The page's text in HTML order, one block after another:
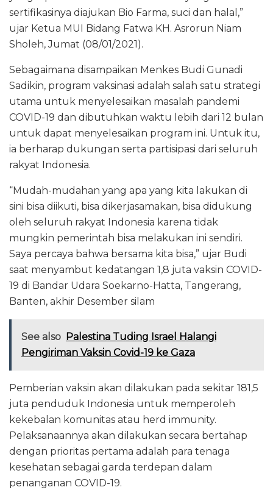
sertifikasinya diajukan Bio Farma, suci dan halal,”
ujar Ketua MUI Bidang Fatwa KH. Asrorun Niam
Sholeh, Jumat (08/01/2021).
Sebagaimana disampaikan Menkes Budi Gunadi
Sadikin, program vaksinasi adalah salah satu strategi
utama untuk menyelesaikan masalah pandemi
COVID-19 dan dibutuhkan waktu lebih dari 12 bulan
untuk dapat menyelesaikan program ini. Untuk itu,
ia berharap dukungan serta partisipasi dari seluruh
rakyat Indonesia.
“Mudah-mudahan yang apa yang kita lakukan di
sini bisa diikuti, bisa dikerjasamakan, bisa didukung
oleh seluruh rakyat Indonesia karena tidak
mungkin pemerintah bisa melakukan ini sendiri.
Saya percaya bahwa bersama kita bisa,” ujar Budi
saat menyambut kedatangan 1,8 juta vaksin COVID-
19 di Bandar Udara Soekarno-Hatta, Tangerang,
Banten, akhir Desember silam
See also Palestina Tuding Israel Halangi
Pengiriman Vaksin Covid-19 ke Gaza
Pemberian vaksin akan dilakukan pada sekitar 181,5
juta penduduk Indonesia untuk memperoleh
kekebalan komunitas atau herd immunity.
Pelaksanaannya akan dilakukan secara bertahap
dengan prioritas pertama adalah para tenaga
kesehatan sebagai garda terdepan dalam
penanganan COVID-19.